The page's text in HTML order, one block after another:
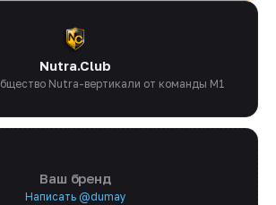
Nutra.Club
Nutra-вертикали от команды M1
Ваш бренд
Написать @dumay